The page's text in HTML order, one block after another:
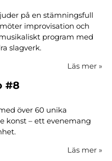
på en stämningsfull
improvisation och
program med
slagverk.
Läs mer »
#8
över 60 unika
konst – ett evenemang
Läs mer »